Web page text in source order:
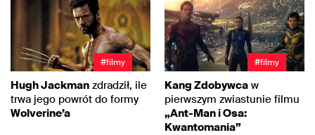
#filmy
Hugh Jackman zdradził, ile
trwa jego powrót do formy
Wolverine’a
#filmy
Kang Zdobywca w
pierwszym zwiastunie filmu
„Ant-Man i Osa:
Kwantomania”